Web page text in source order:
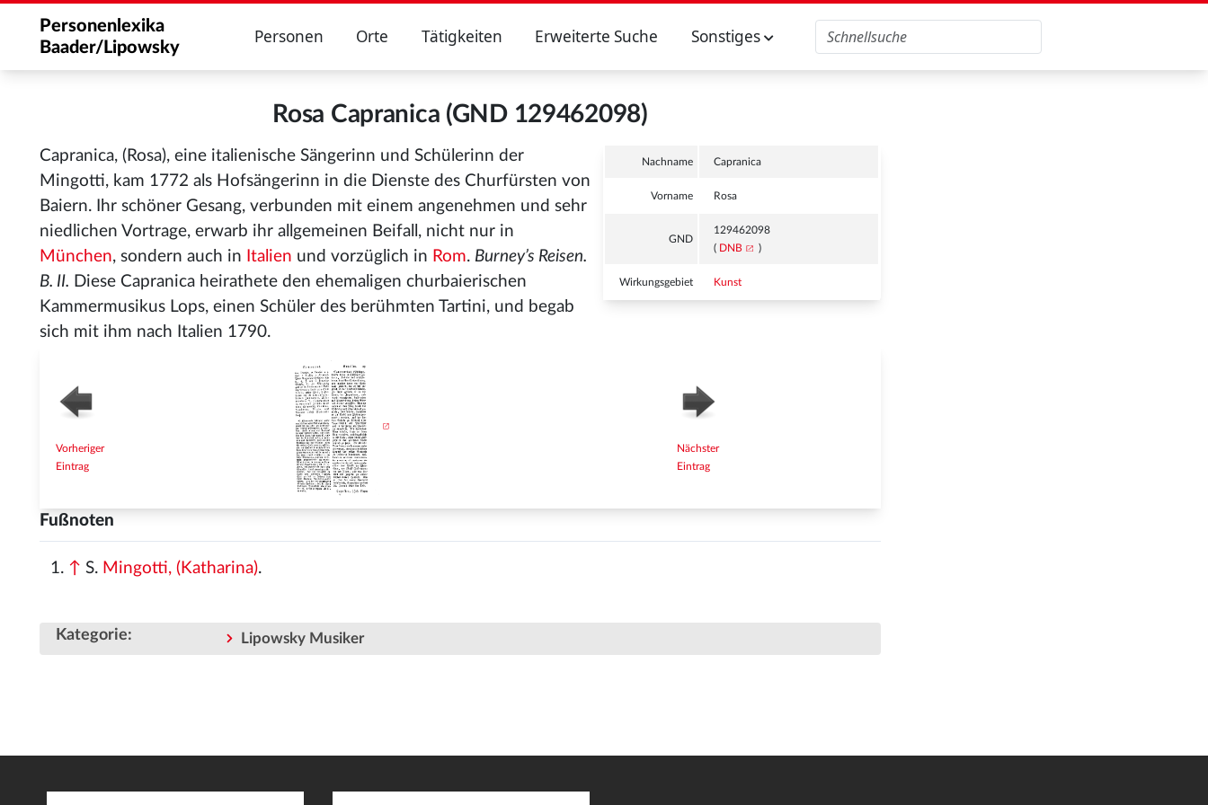
Personenlexika
Baader/Lipowsky
Personen Orte Tätigkeiten Erweiterte Suche Sonstiges
Rosa Capranica (GND 129462098)
Nachname Capranica
Vorname Rosa
GND
129462098
( DNB )
Wirkungsgebiet Kunst
Capranica, (Rosa), eine italienische Sängerinn und Schülerinn der
Mingotti, kam 1772 als Hofsängerinn in die Dienste des Churfürsten von
Baiern. Ihr schöner Gesang, verbunden mit einem angenehmen und sehr
niedlichen Vortrage, erwarb ihr allgemeinen Beifall, nicht nur in
München, sondern auch in Italien und vorzüglich in Rom. Burney’s Reisen.
B. II. Diese Capranica heirathete den ehemaligen churbaierischen
Kammermusikus Lops, einen Schüler des berühmten Tartini, und begab
sich mit ihm nach Italien 1790.
Vorheriger
Eintrag
Nächster
Eintrag
Fußnoten
↑ S. Mingotti, (Katharina).
Kategorie: Lipowsky Musiker